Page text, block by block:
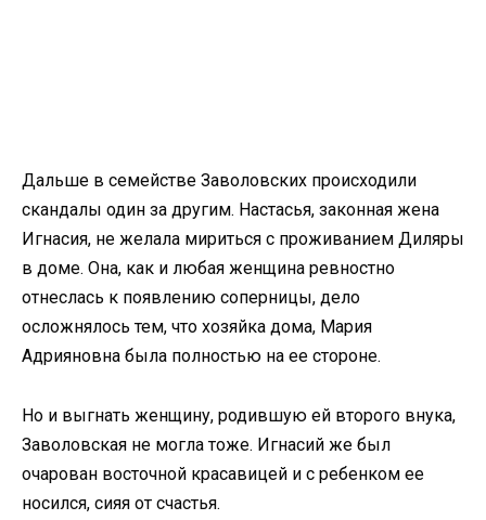
Дальше в семействе Заволовских происходили
скандалы один за другим. Настасья, законная жена
Игнасия, не желала мириться с проживанием Диляры
в доме. Она, как и любая женщина ревностно
отнеслась к появлению соперницы, дело
осложнялось тем, что хозяйка дома, Мария
Адрияновна была полностью на ее стороне.
Но и выгнать женщину, родившую ей второго внука,
Заволовская не могла тоже. Игнасий же был
очарован восточной красавицей и с ребенком ее
носился, сияя от счастья.